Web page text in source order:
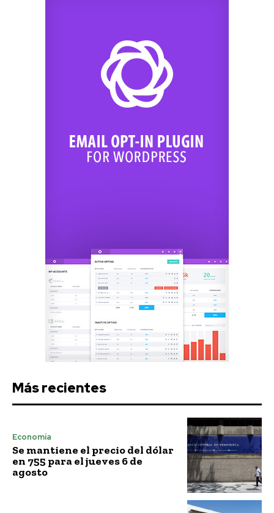
Más recientes
Economía
Se mantiene el precio del dólar
en 755 para el jueves 6 de
agosto